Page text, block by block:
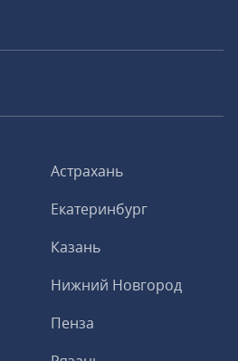
Астрахань
Екатеринбург
Казань
Нижний Новгород
Пенза